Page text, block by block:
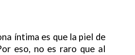
íntima es que la piel de
eso, no es raro que al